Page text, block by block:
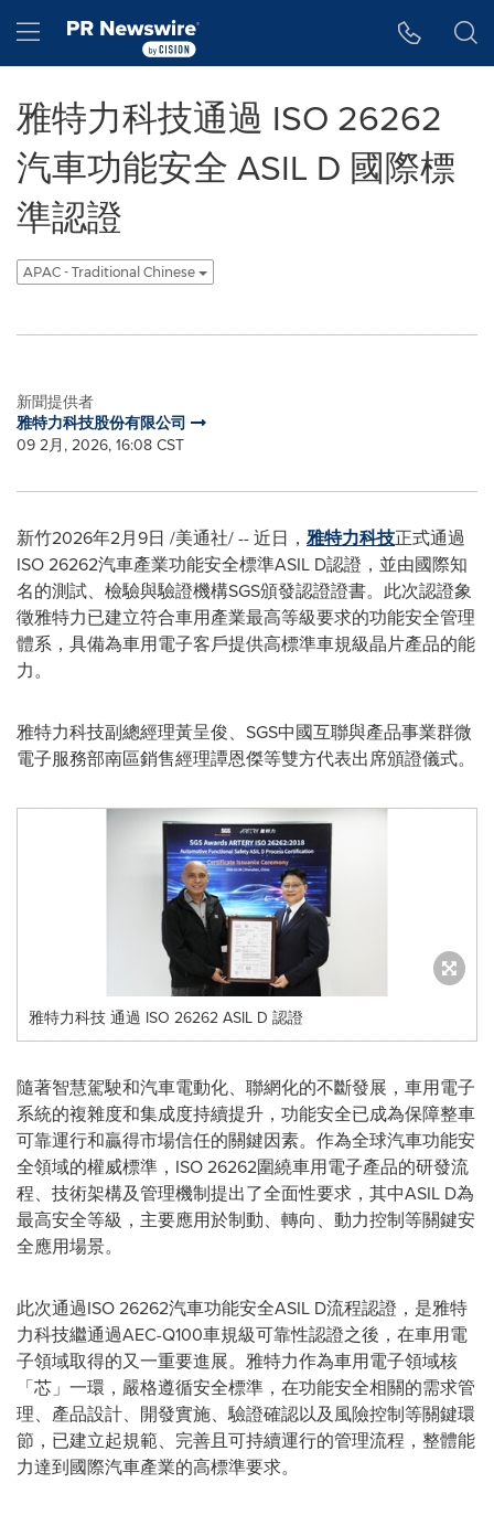
Hamburger menu
雅特力科技通過 ISO 26262
汽車功能安全 ASIL D 國際標
準認證
APAC - Traditional Chinese
新聞提供者
雅特力科技股份有限公司
09 2月, 2026, 16:08 CST
新竹2026年2月9日 /美通社/ -- 近日， 雅特力科技正式通過
ISO 26262汽車產業功能安全標準ASIL D認證，並由國際知
名的測試、檢驗與驗證機構SGS頒發認證證書。此次認證象
徵雅特力已建立符合車用產業最高等級要求的功能安全管理
體系，具備為車用電子客戶提供高標準車規級晶片產品的能
力。
雅特力科技副總經理黃呈俊、SGS中國互聯與產品事業群微
電子服務部南區銷售經理譚恩傑等雙方代表出席頒證儀式。
雅特力科技 通過 ISO 26262 ASIL D 認證
隨著智慧駕駛和汽車電動化、聯網化的不斷發展，車用電子
系統的複雜度和集成度持續提升，功能安全已成為保障整車
可靠運行和贏得市場信任的關鍵因素。作為全球汽車功能安
全領域的權威標準，ISO 26262圍繞車用電子產品的研發流
程、技術架構及管理機制提出了全面性要求，其中ASIL D為
最高安全等級，主要應用於制動、轉向、動力控制等關鍵安
全應用場景。
此次通過ISO 26262汽車功能安全ASIL D流程認證，是雅特
力科技繼通過AEC-Q100車規級可靠性認證之後，在車用電
子領域取得的又一重要進展。雅特力作為車用電子領域核
「芯」一環，嚴格遵循安全標準，在功能安全相關的需求管
理、產品設計、開發實施、驗證確認以及風險控制等關鍵環
節，已建立起規範、完善且可持續運行的管理流程，整體能
力達到國際汽車產業的高標準要求。